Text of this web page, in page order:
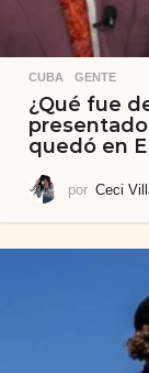
CUBA ,GENTE
¿Qué fue
quedó en
por Ceci